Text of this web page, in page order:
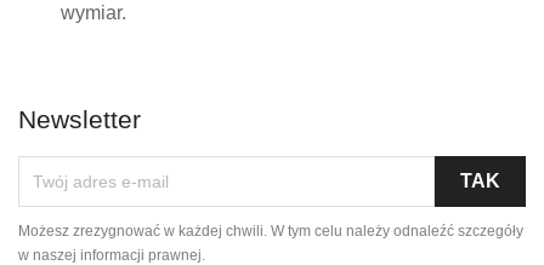
wymiar.
Newsletter
Możesz zrezygnować w każdej chwili. W tym celu należy odnaleźć szczegóły
w naszej informacji prawnej.